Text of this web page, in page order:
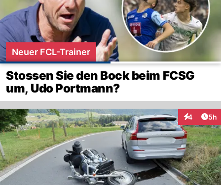
Neuer FCL-Trainer
Stossen Sie den Bock beim FCSG
um, Udo Portmann?
4 5h